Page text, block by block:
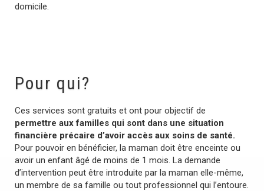
domicile.
Pour qui?
Ces services sont gratuits et ont pour objectif de
permettre aux familles qui sont dans une situation
financière précaire d’avoir accès aux soins de santé.
Pour pouvoir en bénéficier, la maman doit être enceinte ou
avoir un enfant âgé de moins de 1 mois. La demande
d’intervention peut être introduite par la maman elle-même,
un membre de sa famille ou tout professionnel qui l’entoure.